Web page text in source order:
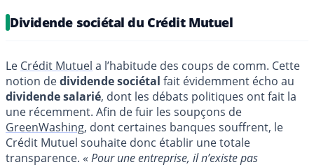
Dividende sociétal du Crédit Mutuel
Le Crédit Mutuel a l’habitude des coups de comm. Cette
notion dedividende sociétal fait évidemment écho au
dividende salarié, dont les débats politiques ont fait la
une récemment. Afin de fuir les soupçons de
GreenWashing, dont certaines banques souffrent, le
Crédit Mutuel souhaite donc établir une totale
transparence. « Pour une entreprise, il n’existe pas